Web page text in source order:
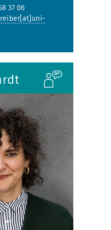
37 06